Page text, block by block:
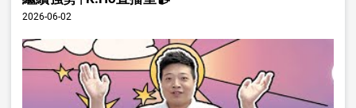
2026-06-02